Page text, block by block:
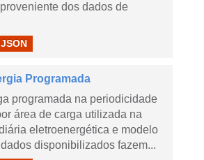
dos dados de
JSON
Programada
programada na periodicidade
área de carga utilizada na
eletroenergética e modelo
disponibilizados fazem...